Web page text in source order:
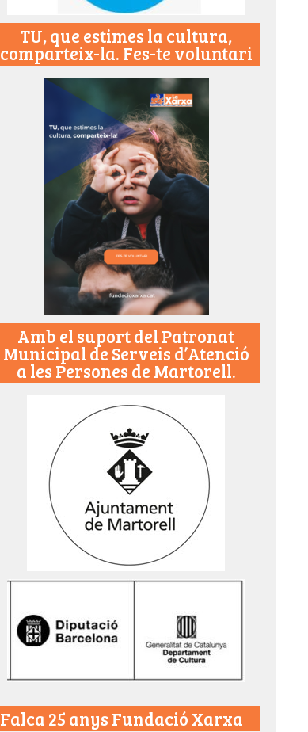
TU, que estimes la cultura,
comparteix-la. Fes-te voluntari
Amb el suport del Patronat
Municipal de Serveis d’Atenció
a les Persones de Martorell.
Falca 25 anys Fundació Xarxa